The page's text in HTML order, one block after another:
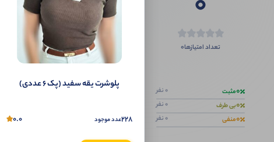
تعداد امتیازها0
0مثبت 0 نفر
0بی طرف 0 نفر
0منفی 0 نفر
پلوشرت یقه سفید (پک 6 عددی)
228عدد موجود 0.0